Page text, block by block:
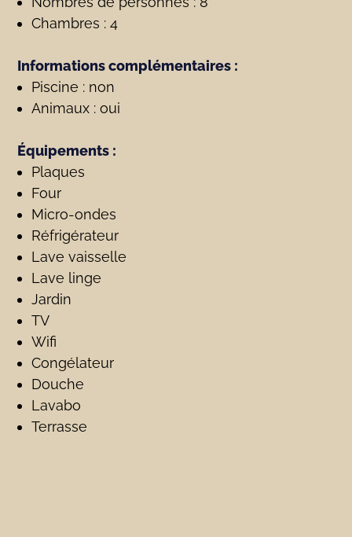
Chambres : 4
Informations complémentaires :
Piscine : non
Animaux : oui
Équipements :
Plaques
Four
Micro-ondes
Réfrigérateur
Lave vaisselle
Lave linge
Jardin
TV
Wifi
Congélateur
Douche
Lavabo
Terrasse